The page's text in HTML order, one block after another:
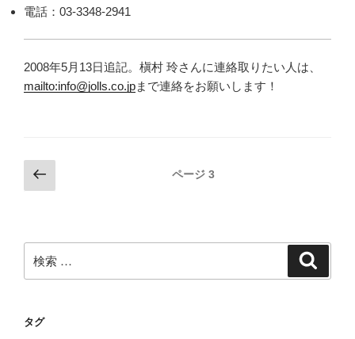
電話：03-3348-2941
2008年5月13日追記。槇村 玲さんに連絡取りたい人は、
mailto:info@jolls.co.jpまで連絡をお願いします！
投
稿
ゲ
ー
ョ
の
ジ
ページ 3
索:
タグ